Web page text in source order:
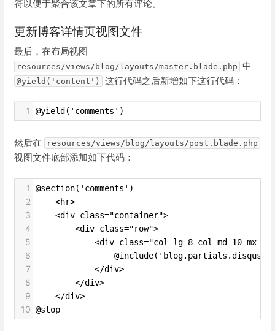
符以便于聚合该文章下的所有评论。
更新博客详情页视图文件
最后，在布局视图
resources/views/blog/layouts/master.blade.php 中
@yield('content') 这行代码之后新增如下这行代码：
1 @yield('comments')
然后在 resources/views/blog/layouts/post.blade.php
视图文件底部添加如下代码：
1 @section('comments')
2
    <hr>
3
    <div class="container">
4
        <div class="row">
5
<div class="col-lg-8 col-md-10 mx-
6
                @include('blog.partials.disqus')
7
            </div>
8
        </div>
9
    </div>
10 @stop